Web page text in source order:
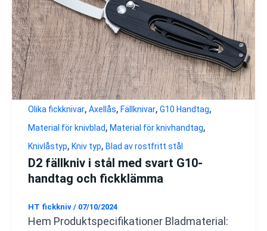
Olika fickknivar, Axellås, Fällknivar, G10 Handtag,
Material för knivblad, Material för knivhandtag,
Knivlåstyp, Kniv typ, Blad av rostfritt stål
D2 fällkniv i stål med svart G10-
handtag och fickklämma
HT fickkniv / 07/10/2024
Hem Produktspecifikationer Bladmaterial: